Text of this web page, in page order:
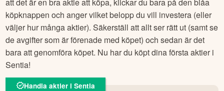
köpknappen och anger vilket belopp du vill investera (eller
väljer hur många aktier). Säkerställ att allt ser rätt ut (samt se
de avgifter som är förenade med köpet) och sedan är det
bara att genomföra köpet. Nu har du köpt dina första aktier i
Sentia!
Handla aktier i Sentia